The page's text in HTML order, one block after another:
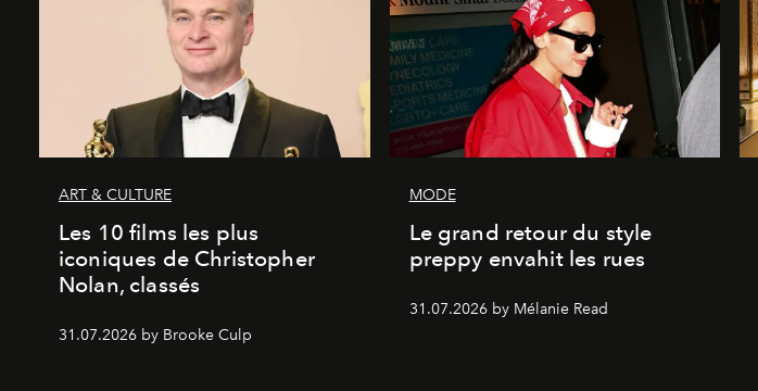
ART & CULTURE
Les 10 films les plus
iconiques de Christopher
Nolan, classés
31.07.2026 by Brooke Culp
MODE
Le grand retour du style
preppy envahit les rues
31.07.2026 by Mélanie Read